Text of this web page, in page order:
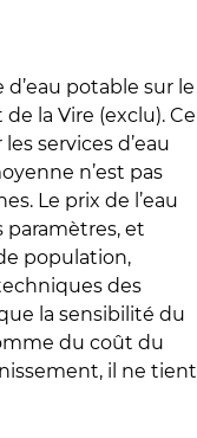
potable sur le
la Vire (exclu). Ce
services d’eau
n’est pas
Le prix de l’eau
paramètres, et
population,
des
la sensibilité du
du coût du
il ne tient